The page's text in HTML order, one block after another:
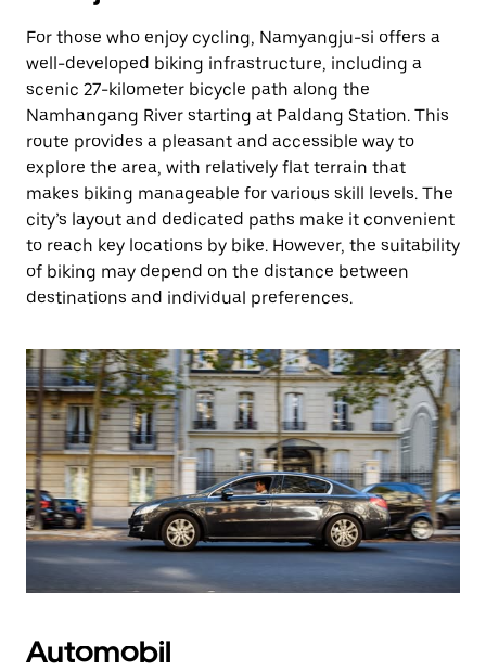
For those who enjoy cycling, Namyangju-si offers a
well-developed biking infrastructure, including a
scenic 27-kilometer bicycle path along the
Namhangang River starting at Paldang Station. This
route provides a pleasant and accessible way to
explore the area, with relatively flat terrain that
makes biking manageable for various skill levels. The
city’s layout and dedicated paths make it convenient
to reach key locations by bike. However, the suitability
of biking may depend on the distance between
destinations and individual preferences.
Automobil